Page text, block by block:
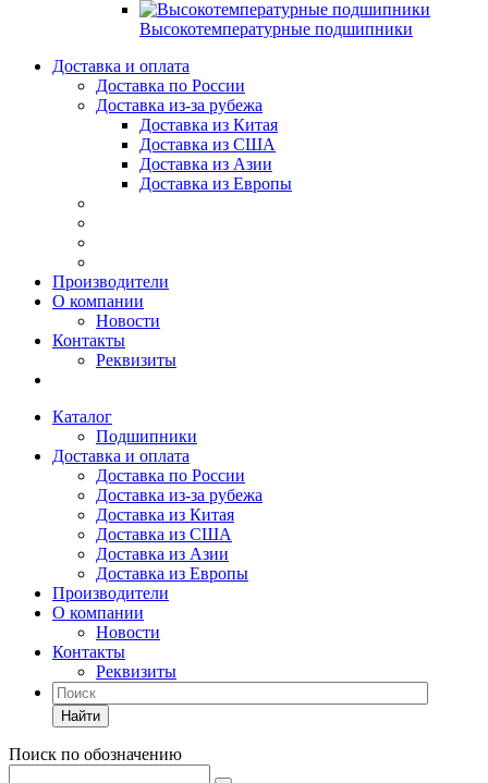
Высокотемпературные подшипники
Доставка и оплата
Доставка по России
Доставка из-за рубежа
Доставка из Китая
Доставка из США
Доставка из Азии
Доставка из Европы
Производители
О компании
Новости
Контакты
Реквизиты
Каталог
Подшипники
Доставка и оплата
Доставка по России
Доставка из-за рубежа
Доставка из Китая
Доставка из США
Доставка из Азии
Доставка из Европы
Производители
О компании
Новости
Контакты
Реквизиты
Найти
Поиск по обозначению